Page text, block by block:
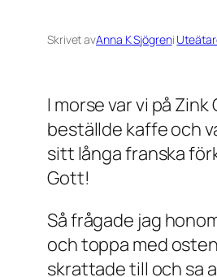
Skrivet avAnna K Sjögreni
I morse var vi på
beställde kaffe och
sitt långa franska
Gott!
Så frågade jag
och toppa med
skrattade till och sa